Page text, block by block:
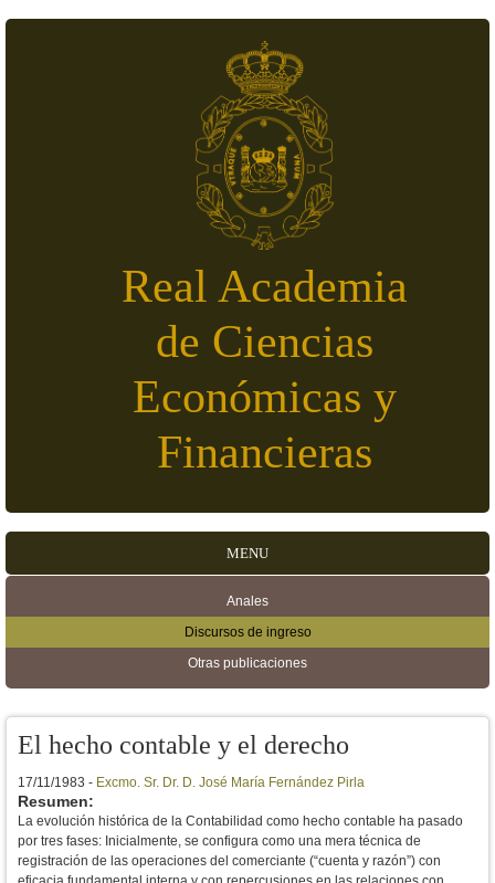
Real Academia
de Ciencias
Económicas y
Financieras
MENU
Menú secundario
Anales
Discursos de ingreso
Otras publicaciones
El hecho contable y el derecho
17/11/1983 - Excmo. Sr. Dr. D. José María Fernández Pirla
Resumen:
La evolución histórica de la Contabilidad como hecho contable ha pasado
por tres fases: Inicialmente, se configura como una mera técnica de
registración de las operaciones del comerciante (“cuenta y razón”) con